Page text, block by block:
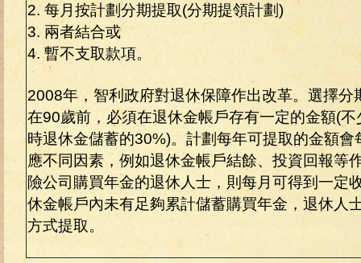
2. 每月按計劃分期提取(分期提領計劃)
3. 兩者結合或
4. 暫不支取款項。
2008年，智利政府對退休保障作出改革。選擇分
在90歲前，必須在退休金帳戶存有一定的金額(
時退休金儲蓄的30%)。計劃每年可提取的金額
應不同因素，例如退休金帳戶結餘、投資回報等
險公司購買年金的退休人士，則每月可得到一定
休金帳戶內未有足夠累計儲蓄購買年金，退休人
方式提取。